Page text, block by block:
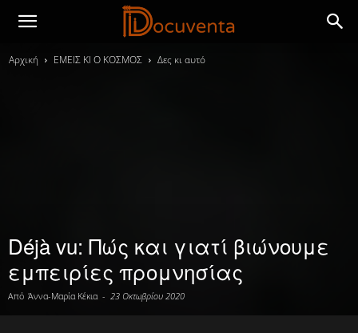
Αρχική ΕΜΕΙΣ ΚΙ Ο ΚΟΣΜΟΣ Δες κι αυτό
Déjà vu: Πώς και γιατί βιώνουμε
εμπειρίες προμνησίας
Από Άννα-Μαρία Κέκια - 23 Οκτωβρίου 2020